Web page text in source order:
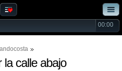
00:00
la calle abajo